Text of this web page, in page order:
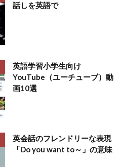
話しを英語で
英語学習小学生向け
YouTube（ユーチューブ）動
画10選
英会話のフレンドリーな表現
「Do you want to～」の意味